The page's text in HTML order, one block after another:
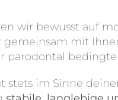
wir bewusst auf
mit
parodontal
stets im Sinne